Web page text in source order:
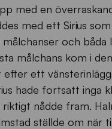
med en
med ett Sirius
målchanser och
målchans kom i
ett
hade fortsatt
nådde fram.
ställde om när